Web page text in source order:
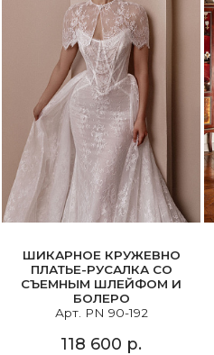
ШИКАРНОЕ КРУЖЕВНО
ПЛАТЬЕ-РУСАЛКА СО
СЪЕМНЫМ ШЛЕЙФОМ И
БОЛЕРО
Арт. PN 90-192
118 600 р.